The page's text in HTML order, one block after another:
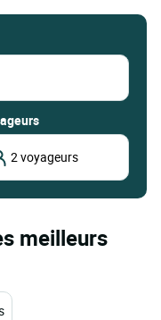
meilleurs